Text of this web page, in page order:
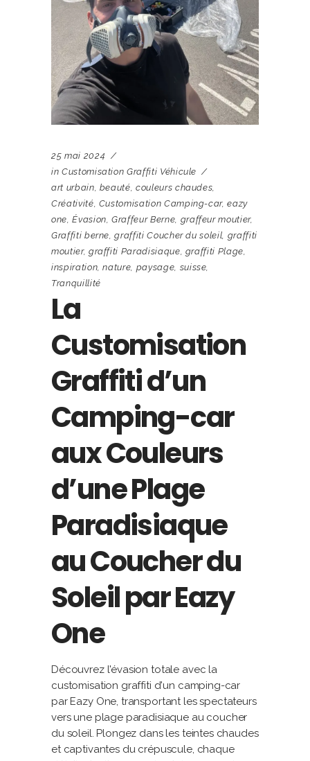
25 mai 2024
in Customisation Graffiti Véhicule
art urbain, beauté,couleurs chaudes,
Créativité, Customisation Camping-car,eazy
one,Évasion,Graffeur Berne, graffeur moutier,
Graffiti berne,graffiti Coucher du soleil, graffiti
moutier, graffiti Paradisiaque, graffiti Plage,
inspiration,nature, paysage, suisse,
Tranquillité
La
Customisation
Graffiti d’un
Camping-car
aux Couleurs
d’une Plage
Paradisiaque
au Coucher du
Soleil par Eazy
One
Découvrez l'évasion totale avec la
customisation graffiti d'un camping-car
par Eazy One, transportant les spectateurs
vers une plage paradisiaque au coucher
du soleil. Plongez dans les teintes chaudes
et captivantes du crépuscule, chaque